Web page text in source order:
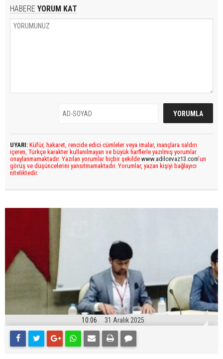
HABERE YORUM KAT
UYARI: Küfür, hakaret, rencide edici cümleler veya imalar, inançlara saldırı
içeren, Türkçe karakter kullanılmayan ve büyük harflerle yazılmış yorumlar
onaylanmamaktadır. Yazılan yorumlar hiçbir şekilde www.adilcevaz13.com’un
görüş ve düşüncelerini yansıtmamaktadır. Yorumlar, yazan kişiyi bağlayıcı
niteliktedir.
10:06 31 Aralık 2025